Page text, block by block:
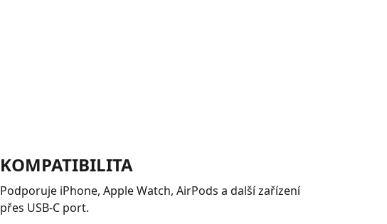
KOMPATIBILITA
Podporuje iPhone, Apple Watch, AirPods a další zařízení
přes USB-C port.